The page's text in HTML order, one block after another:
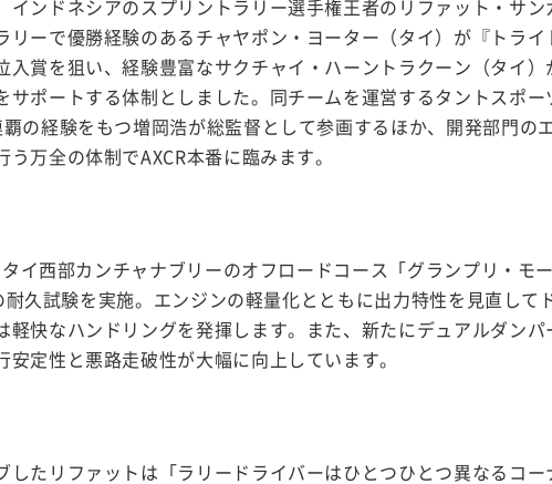
インドネシアのスプリントラリー選手権王者のリファット・サン
リーで優勝経験のあるチャヤポン・ヨーター（タイ）が『トラ
入賞を狙い、経験豊富なサクチャイ・ハーントラクーン（タイ）
サポートする体制としました。同チームを運営するタントスポー
の経験をもつ増岡浩が総監督として参画するほか、開発部門の
万全の体制でAXCR本番に臨みます。
イ西部カンチャナブリーのオフロードコース「グランプリ・モ
久試験を実施。エンジンの軽量化とともに出力特性を見直して
軽快なハンドリングを発揮します。また、新たにデュアルダンパ
安定性と悪路走破性が大幅に向上しています。
したリファットは「ラリードライバーはひとつひとつ異なるコ